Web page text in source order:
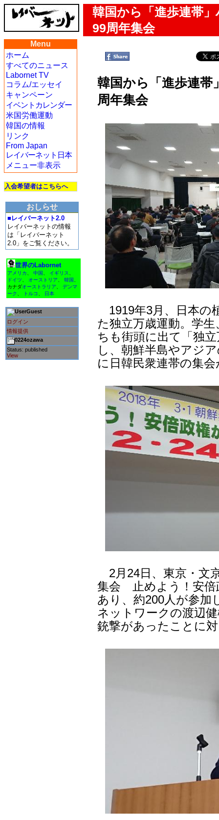
韓国から「進歩連帯
99周年集会
Menu
ホーム
すべてのニュース
Labornet TV
コラム/エッセイ
キャンペーン
イベントカレンダー
米国労働運動
韓国の情報
リンク
From Japan
レイバーネット日本
メニュー非表示
入会希望者はこちらへ
おしらせ
■レイバーネット2.0
レイバーネットの情報
は「レイバーネット
2.0」をご覧ください。
世界のLabornet
アメリカ 中国 イギリス
ドイツ
オーストリア 韓国
カナダオーストラリア
デンマ
ーク
トルコ 日本
Guest
ログイン
情報提供
0224ozawa
Status: published
View
韓国から「進歩連帯
周年集会
1919年3月、日本の
た独立万歳運動。学
ちも街頭に出て「独
し、朝鮮半島やアジ
に日韓民衆連帯の集
2月24日、東京・文
集会 止めよう！安倍
あり、約200人が参加
ネットワークの渡辺
銃撃があったことに